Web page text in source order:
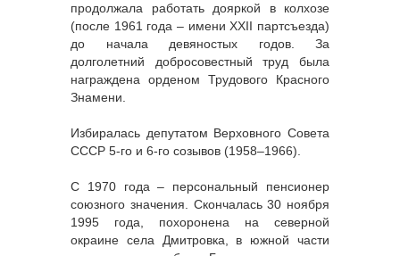
продолжала работать дояркой в колхозе
(после 1961 года – имени XXII партсъезда)
до начала девяностых годов. За
долголетний добросовестный труд была
награждена орденом Трудового Красного
Знамени.
Избиралась депутатом Верховного Совета
СССР 5-го и 6-го созывов (1958–1966).
С 1970 года – персональный пенсионер
союзного значения. Скончалась 30 ноября
1995 года, похоронена на северной
окраине села Дмитровка, в южной части